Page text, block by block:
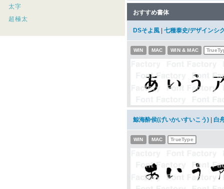
太字
超極太
おすすめ書体
DSそよ風 七種泰史/デザインシ
WIN MAC WIN & MAC
鯨海酔侯(げいかいすいこう) 白
WIN MAC TrueType